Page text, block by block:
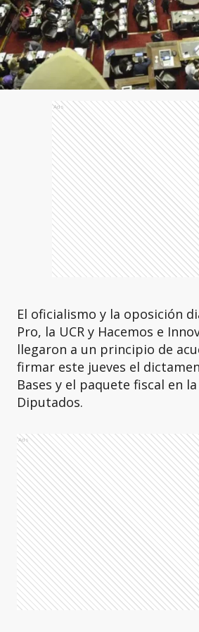
Ads
El oficialismo y la oposición
Pro, la UCR y Hacemos e
llegaron a un principio de
firmar este jueves el
Bases y el paquete fiscal en
Diputados.
Ads